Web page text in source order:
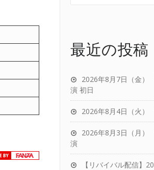
最近の投稿
2026年8月7日（金）
演 初日
2026年8月4日（火）
2026年8月3日（月）
演
【リバイバル配信】